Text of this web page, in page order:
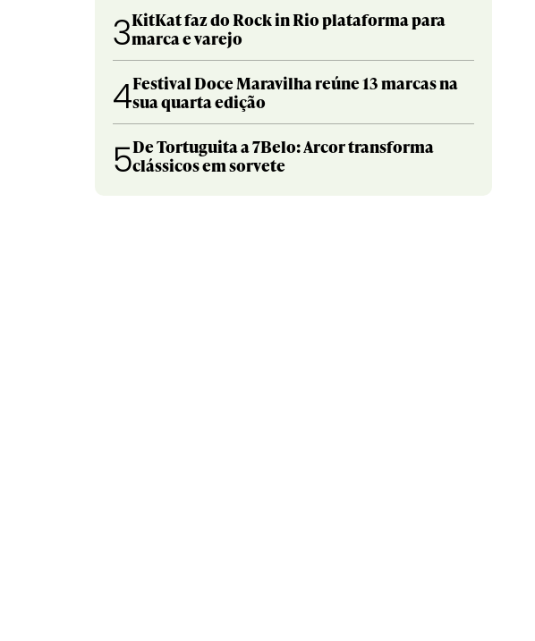
3KitKat faz do Rock in Rio plataforma para
marca e varejo
4Festival Doce Maravilha reúne 13 marcas na
sua quarta edição
5De Tortuguita a 7Belo: Arcor transforma
clássicos em sorvete